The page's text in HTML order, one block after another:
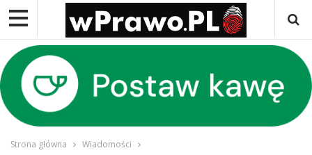
Strona główna Wiadomości